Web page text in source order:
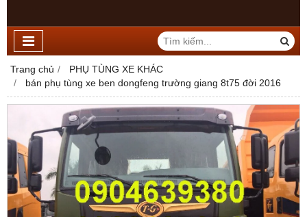
Trang chủ
PHỤ TÙNG XE KHÁC
bán phụ tùng xe ben dongfeng trường giang 8t75 đời 2016